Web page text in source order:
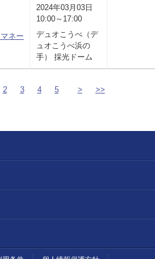
ネー
2024年03月03日
10:00～17:00
デュオこうべ（デ
ュオこうべ浜の
手） 採光ドーム
2 3 4 5 > >>